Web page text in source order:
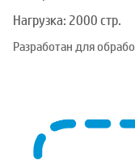
Нагрузка: 2000 стр.
Разработан для